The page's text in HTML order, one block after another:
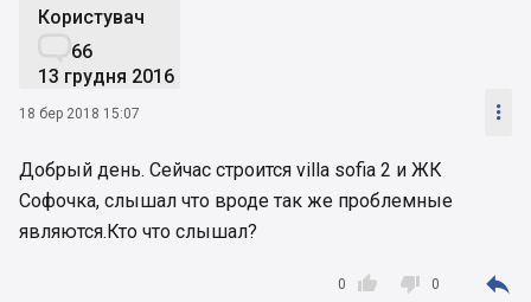
Користувач
66
13 грудня 2016
18 бер 2018 15:07 
Добрый день. Сейчас строится villa sofia 2 и ЖК
Софочка, слышал что вроде так же проблемные
являются.Кто что слышал?

0  0 